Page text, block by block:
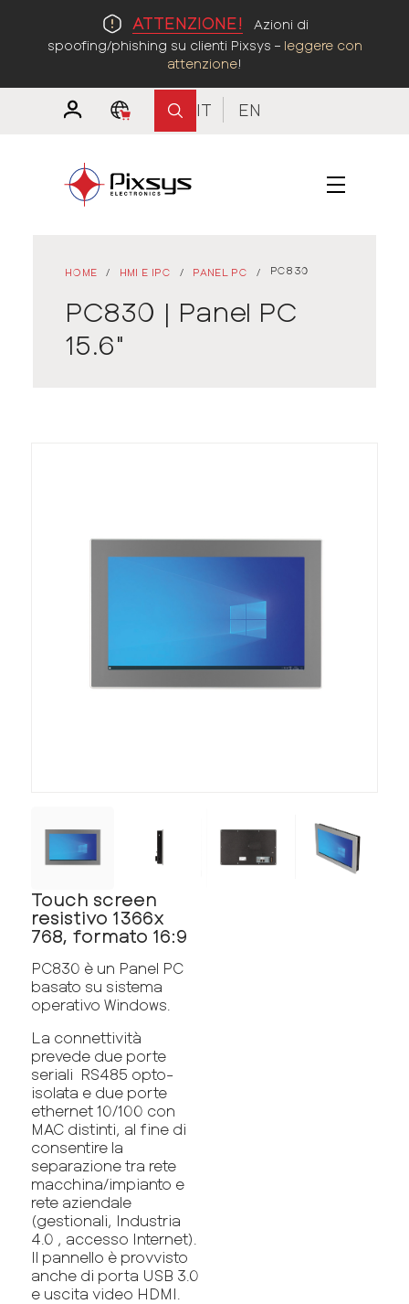
ATTENZIONE!
Azioni di
spoofing/phishing su clienti Pixsys – leggere con
attenzione!
IT EN
HOME / HMI E IPC / PANEL PC / PC830
PC830 | Panel PC
15.6"
Touch screen
resistivo 1366x
768, formato 16:9
PC830 è un Panel PC
basato su sistema
operativo Windows.
La connettività
prevede due porte
seriali RS485 opto-
isolata e due porte
ethernet 10/100 con
MAC distinti, al fine di
consentire la
separazione tra rete
macchina/impianto e
rete aziendale
(gestionali, Industria
4.0 , accesso Internet).
Il pannello è provvisto
anche di porta USB 3.0
e uscita video HDMI.